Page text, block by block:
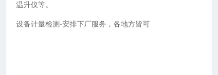
温升仪等。
设备计量检测-安排下厂服务，各地方皆可